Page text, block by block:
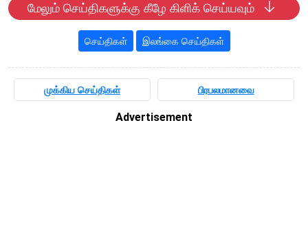
மேலும் செய்திகளுக்கு கீழே கிளிக் செய்யவும்
செய்திகள் இலங்கை செய்திகள்
முக்கிய செய்திகள் பிரபலமானவை
Advertisement